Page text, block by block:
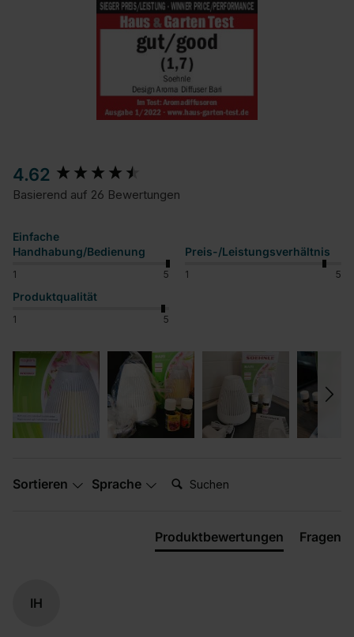
4.62
Basierend auf 26 Bewertungen
Einfache
Handhabung/Bedienung
1 5
Preis-/Leistungsverhältnis
1 5
Produktqualität
1 5
Sortieren Sprache Suchen:
Produktbewertungen Fragen
IH
New content loaded